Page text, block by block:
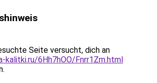
Seite versucht, dich an
6Hh7hOO/Fnrr1Zm.html